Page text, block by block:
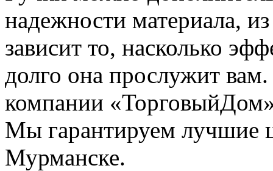
надежности материала,
зависит то, насколько
долго она прослужит вам.
компании
Мы гарантируем лучшие
Мурманске.